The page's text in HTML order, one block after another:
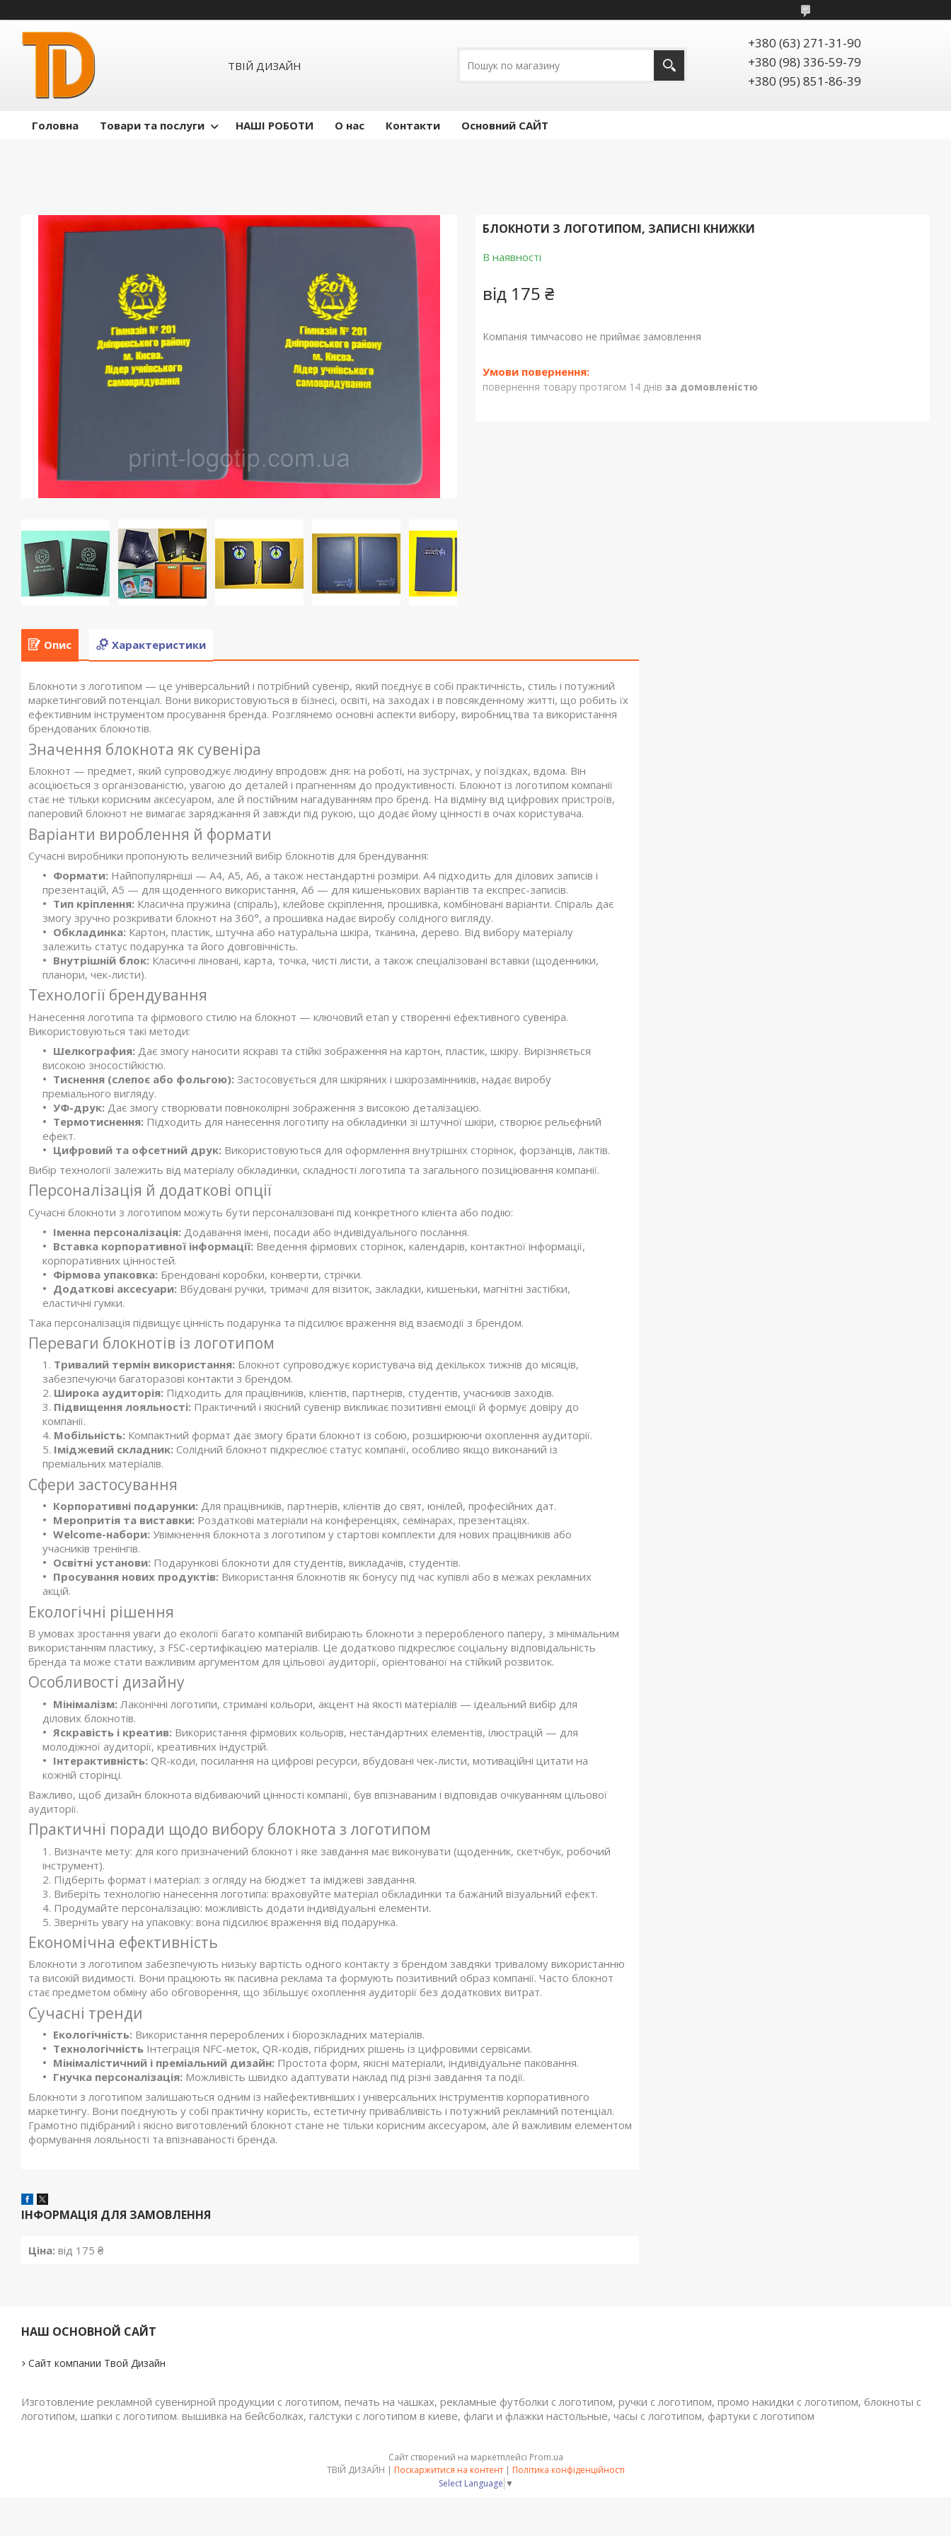
ТВІЙ ДИЗАЙН
+380 (63) 271-31-90
+380 (98) 336-59-79
+380 (95) 851-86-39
Головна Товари та послуги НАШІ РОБОТИ О нас Контакти Основний САЙТ
БЛОКНОТИ З ЛОГОТИПОМ, ЗАПИСНІ КНИЖКИ
В наявності
від 175 ₴
Компанія тимчасово не приймає замовлення
повернення товару протягом 14 днів за домовленістю
Опис Характеристики
Блокноти з логотипом — це універсальний і потрібний сувенір, який поєднує в собі практичність, стиль і потужний
маркетинговий потенціал. Вони використовуються в бізнесі, освіті, на заходах і в повсякденному житті, що робить їх
ефективним інструментом просування бренда. Розглянемо основні аспекти вибору, виробництва та використання
брендованих блокнотів.
Значення блокнота як сувеніра
Блокнот — предмет, який супроводжує людину впродовж дня: на роботі, на зустрічах, у поїздках, вдома. Він
асоціюється з організованістю, увагою до деталей і прагненням до продуктивності. Блокнот із логотипом компанії
стає не тільки корисним аксесуаром, але й постійним нагадуванням про бренд. На відміну від цифрових пристроїв,
паперовий блокнот не вимагає заряджання й завжди під рукою, що додає йому цінності в очах користувача.
Варіанти вироблення й формати
Сучасні виробники пропонують величезний вибір блокнотів для брендування:
Формати: Найпопулярніші — А4, А5, А6, а також нестандартні розміри. А4 підходить для ділових записів і
презентацій, А5 — для щоденного використання, А6 — для кишенькових варіантів та експрес-записів.
Тип кріплення: Класична пружина (спіраль), клейове скріплення, прошивка, комбіновані варіанти. Спіраль дає
змогу зручно розкривати блокнот на 360°, а прошивка надає виробу солідного вигляду.
Обкладинка: Картон, пластик, штучна або натуральна шкіра, тканина, дерево. Від вибору матеріалу
залежить статус подарунка та його довговічність.
Внутрішній блок: Класичні ліновані, карта, точка, чисті листи, а також спеціалізовані вставки (щоденники,
планори, чек-листи).
Технології брендування
Нанесення логотипа та фірмового стилю на блокнот — ключовий етап у створенні ефективного сувеніра.
Використовуються такі методи:
Шелкография: Дає змогу наносити яскраві та стійкі зображення на картон, пластик, шкіру. Вирізняється
високою зносостійкістю.
Тиснення (слепоє або фольгою): Застосовується для шкіряних і шкірозамінників, надає виробу
преміального вигляду.
УФ-друк: Дає змогу створювати повноколірні зображення з високою деталізацією.
Термотиснення: Підходить для нанесення логотипу на обкладинки зі штучної шкіри, створює рельєфний
ефект.
Цифровий та офсетний друк: Використовуються для оформлення внутрішніх сторінок, форзанців, лактів.
Вибір технології залежить від матеріалу обкладинки, складності логотипа та загального позиціювання компанії.
Персоналізація й додаткові опції
Сучасні блокноти з логотипом можуть бути персоналізовані під конкретного клієнта або подію:
Іменна персоналізація: Додавання імені, посади або індивідуального послання.
Вставка корпоративної інформації: Введення фірмових сторінок, календарів, контактної інформації,
корпоративних цінностей.
Фірмова упаковка: Брендовані коробки, конверти, стрічки.
Додаткові аксесуари: Вбудовані ручки, тримачі для візиток, закладки, кишеньки, магнітні застібки,
еластичні гумки.
Така персоналізація підвищує цінність подарунка та підсилює враження від взаємодії з брендом.
Переваги блокнотів із логотипом
Тривалий термін використання: Блокнот супроводжує користувача від декількох тижнів до місяців,
забезпечуючи багаторазові контакти з брендом.
Широка аудиторія: Підходить для працівників, клієнтів, партнерів, студентів, учасників заходів.
Підвищення лояльності: Практичний і якісний сувенір викликає позитивні емоції й формує довіру до
компанії.
Мобільність: Компактний формат дає змогу брати блокнот із собою, розширюючи охоплення аудиторії.
Іміджевий складник: Солідний блокнот підкреслює статус компанії, особливо якщо виконаний із
преміальних матеріалів.
Сфери застосування
Корпоративні подарунки: Для працівників, партнерів, клієнтів до свят, юнілей, професійних дат.
Меропритія та виставки: Роздаткові матеріали на конференціях, семінарах, презентаціях.
Welcome-набори: Увімкнення блокнота з логотипом у стартові комплекти для нових працівників або
учасників тренінгів.
Освітні установи: Подарункові блокноти для студентів, викладачів, студентів.
Просування нових продуктів: Використання блокнотів як бонусу під час купівлі або в межах рекламних
акцій.
Екологічні рішення
В умовах зростання уваги до екології багато компаній вибирають блокноти з переробленого паперу, з мінімальним
використанням пластику, з FSC-сертифікацією матеріалів. Це додатково підкреслює соціальну відповідальність
бренда та може стати важливим аргументом для цільової аудиторії, орієнтованої на стійкий розвиток.
Особливості дизайну
Мінімалізм: Лаконічні логотипи, стримані кольори, акцент на якості матеріалів — ідеальний вибір для
ділових блокнотів.
Яскравість і креатив: Використання фірмових кольорів, нестандартних елементів, ілюстрацій — для
молодіжної аудиторії, креативних індустрій.
Інтерактивність: QR-коди, посилання на цифрові ресурси, вбудовані чек-листи, мотиваційні цитати на
кожній сторінці.
Важливо, щоб дизайн блокнота відбиваючий цінності компанії, був впізнаваним і відповідав очікуванням цільової
аудиторії.
Практичні поради щодо вибору блокнота з логотипом
Визначте мету: для кого призначений блокнот і яке завдання має виконувати (щоденник, скетчбук, робочий
інструмент).
Підберіть формат і матеріал: з огляду на бюджет та іміджеві завдання.
Виберіть технологію нанесення логотипа: враховуйте матеріал обкладинки та бажаний візуальний ефект.
Продумайте персоналізацію: можливість додати індивідуальні елементи.
Зверніть увагу на упаковку: вона підсилює враження від подарунка.
Економічна ефективність
Блокноти з логотипом забезпечують низьку вартість одного контакту з брендом завдяки тривалому використанню
та високій видимості. Вони працюють як пасивна реклама та формують позитивний образ компанії. Часто блокнот
стає предметом обміну або обговорення, що збільшує охоплення аудиторії без додаткових витрат.
Сучасні тренди
Екологічність: Використання перероблених і біорозкладних матеріалів.
Технологічність Інтеграція NFC-меток, QR-кодів, гібридних рішень із цифровими сервісами.
Мінімалістичний і преміальний дизайн: Простота форм, якісні матеріали, індивідуальне паковання.
Гнучка персоналізація: Можливість швидко адаптувати наклад під різні завдання та події.
Блокноти з логотипом залишаються одним із найефективніших і універсальних інструментів корпоративного
маркетингу. Вони поєднують у собі практичну користь, естетичну привабливість і потужний рекламний потенціал.
Грамотно підібраний і якісно виготовлений блокнот стане не тільки корисним аксесуаром, але й важливим елементом
формування лояльності та впізнаваності бренда.
ІНФОРМАЦІЯ ДЛЯ ЗАМОВЛЕННЯ
Ціна: від 175 ₴
НАШ ОСНОВНОЙ САЙТ
Сайт компании Твой Дизайн
Изготовление рекламной сувенирной продукции с логотипом, печать на чашках, рекламные футболки с логотипом, ручки с логотипом, промо накидки с логотипом, блокноты с
логотипом, шапки с логотипом. вышивка на бейсболках, галстуки с логотипом в киеве, флаги и флажки настольные, часы с логотипом, фартуки с логотипом
Сайт створений на маркетплейсі Prom.ua
Поскаржитися на контент
Політика конфіденційності
Select Language ▼